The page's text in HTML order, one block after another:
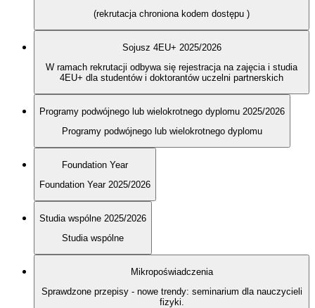
(rekrutacja chroniona kodem dostępu )
Sojusz 4EU+ 2025/2026
W ramach rekrutacji odbywa się rejestracja na zajęcia i studia
4EU+ dla studentów i doktorantów uczelni partnerskich
Programy podwójnego lub wielokrotnego dyplomu 2025/2026
Programy podwójnego lub wielokrotnego dyplomu
Foundation Year
Foundation Year 2025/2026
Studia wspólne 2025/2026
Studia wspólne
Mikropoświadczenia
Sprawdzone przepisy - nowe trendy: seminarium dla nauczycieli
fizyki.